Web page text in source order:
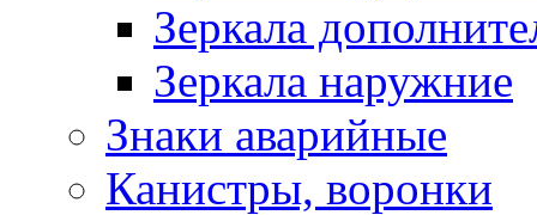
Зеркала
Зеркала наружние
Знаки аварийные
Канистры, воронки